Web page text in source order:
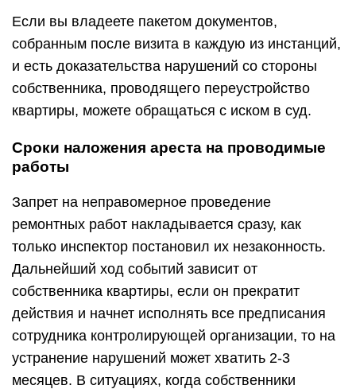
Если вы владеете пакетом документов,
собранным после визита в каждую из инстанций,
и есть доказательства нарушений со стороны
собственника, проводящего переустройство
квартиры, можете обращаться с иском в суд.
Сроки наложения ареста на проводимые
работы
Запрет на неправомерное проведение
ремонтных работ накладывается сразу, как
только инспектор постановил их незаконность.
Дальнейший ход событий зависит от
собственника квартиры, если он прекратит
действия и начнет исполнять все предписания
сотрудника контролирующей организации, то на
устранение нарушений может хватить 2-3
месяцев. В ситуациях, когда собственники